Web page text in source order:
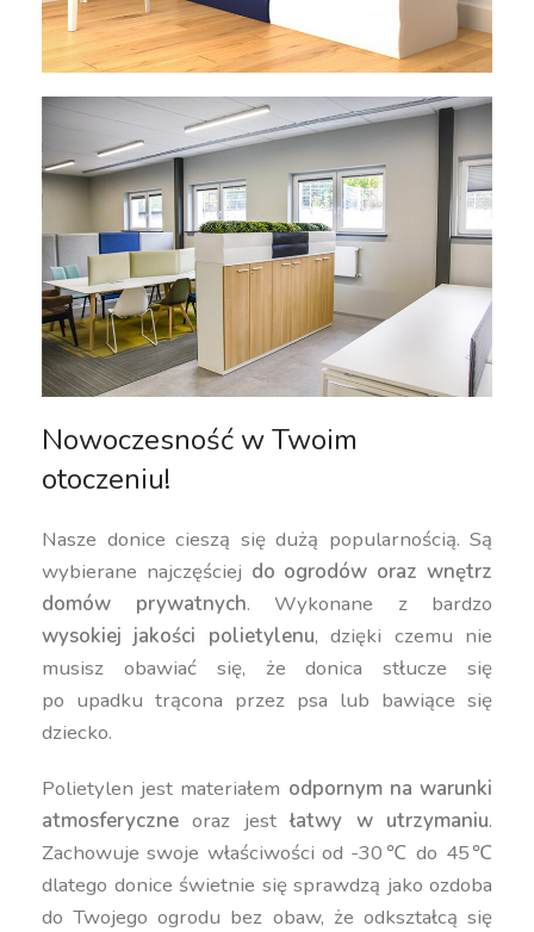
Nowoczesność w Twoim
otoczeniu!
Nasze donice cieszą się dużą popularnością. Są
wybierane najczęściej do ogrodów oraz wnętrz
domów prywatnych. Wykonane z bardzo
wysokiej jakości polietylenu, dzięki czemu nie
musisz obawiać się, że donica stłucze się
po upadku trącona przez psa lub bawiące się
dziecko.
Polietylen jest materiałem odpornym na warunki
atmosferyczne oraz jestłatwy w utrzymaniu.
Zachowuje swoje właściwości od -30℃ do 45℃
dlatego donice świetnie się sprawdzą jako ozdoba
do Twojego ogrodu bez obaw, że odkształcą się